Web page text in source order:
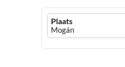
Ferienhausmiete
logo
Plaats